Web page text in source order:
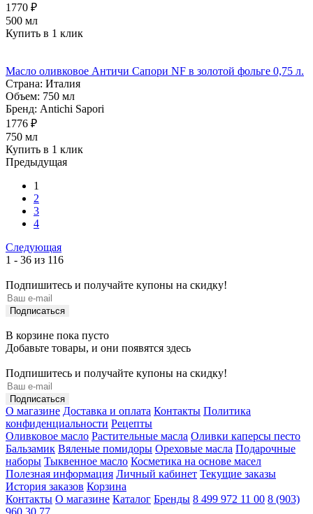
1770 ₽
500 мл
Купить в 1 клик
Масло оливковое Античи Сапори NF в золотой фольге 0,75 л.
Страна: Италия
Объем: 750 мл
Бренд: Antichi Sapori
1776 ₽
750 мл
Купить в 1 клик
Предыдущая
1
2
3
4
Следующая
1 - 36 из 116
Подпишитесь и получайте купоны на скидку!
В корзине пока пусто
Добавьте товары, и они появятся здесь
Подпишитесь и получайте купоны на скидку!
О магазине Доставка и оплата Контакты Политика
конфиденциальности Рецепты
Оливковое масло Растительные масла Оливки каперсы песто
Бальзамик Вяленые помидоры Ореховые масла Подарочные
наборы Тыквенное масло Косметика на основе масел
Полезная информация Личный кабинет Текущие заказы
История заказов Корзина
Контакты О магазине Каталог Бренды 8 499 972 11 00 8 (903)
960 30 77